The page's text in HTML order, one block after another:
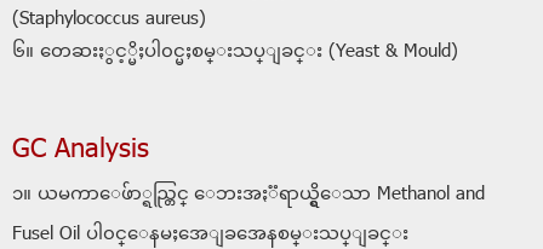
(Staphylococcus aureus)
၆။ တေဆးႏွင့္မိႈပါ၀င္မႈစမ္းသပ္ျခင္း (Yeast & Mould)
GC Analysis
၁။ ယမကာေဖ်ာ္ရည္တြင္ ေဘးအႏၱရာယ္ရွိေသာ Methanol and
Fusel Oil ပါ၀င္ေနမႈအေျခအေနစမ္းသပ္ျခင္း